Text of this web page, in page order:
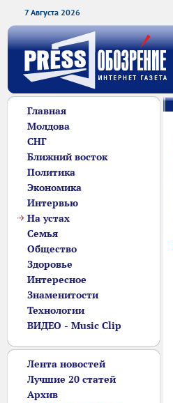
7 Августа 2026
Главная
Молдова
СНГ
Ближний восток
Политика
Экономика
Интервью
На устах
Семья
Общество
Здоровье
Интересное
Знаменитости
Технологии
ВИДЕО - Music Clip
Лента новостей
Лучшие 20 статей
Архив